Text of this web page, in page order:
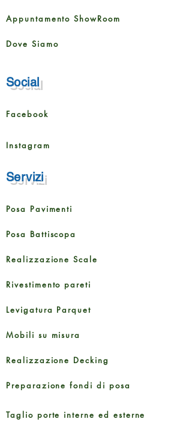
Appuntamento ShowRoom
Dove Siamo
Social
Facebook
Instagram
Servizi
Posa Pavimenti
Posa Battiscopa
Realizzazione Scale
Rivestimento pareti
Levigatura Parquet
Mobili su misura
Realizzazione Decking
Preparazione fondi di posa
Taglio porte interne ed esterne